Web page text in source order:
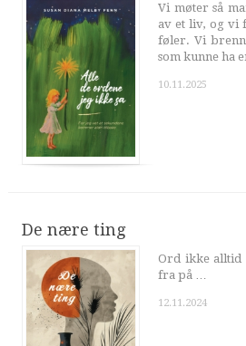
Vi møter så
av et liv, og vi
føler. Vi
som kunne ha
10.11.2025
De nære ting
Ord ikke alltid
fra på …
12.11.2024